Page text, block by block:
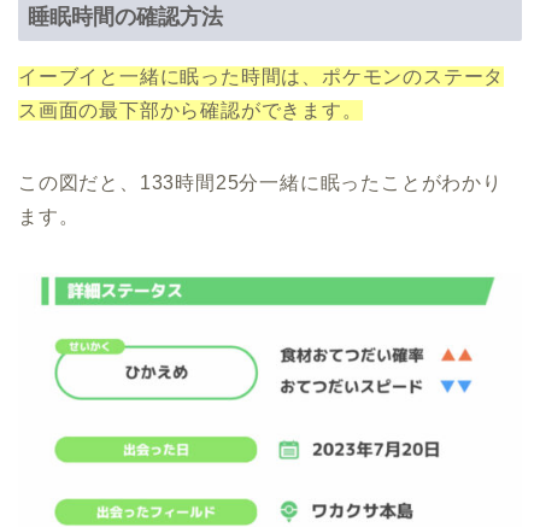
睡眠時間の確認方法
イーブイと一緒に眠った時間は、ポケモンのステータ
ス画面の最下部から確認ができます。
この図だと、133時間25分一緒に眠ったことがわかり
ます。